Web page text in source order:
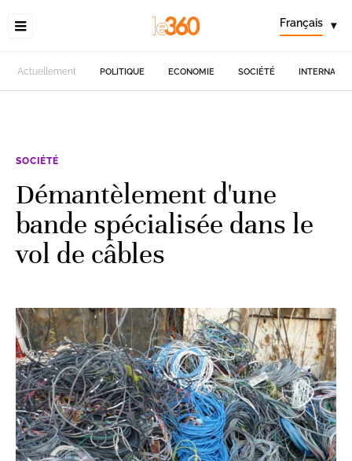
Français ▾
Actuellement POLITIQUE ECONOMIE SOCIÉTÉ
SOCIÉTÉ
Démantèlement d'une
bande spécialisée dans le
vol de câbles